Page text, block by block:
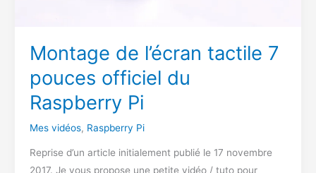
Montage de l’écran tactile 7
pouces officiel du
Raspberry Pi
Mes vidéos, Raspberry Pi
Reprise d’un article initialement publié le 17 novembre
2017. Je vous propose une petite vidéo / tuto pour